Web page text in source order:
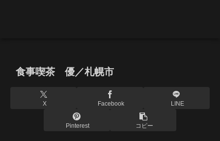
食事喫茶 優／札幌市
X Facebook LINE
Pinterest コピー